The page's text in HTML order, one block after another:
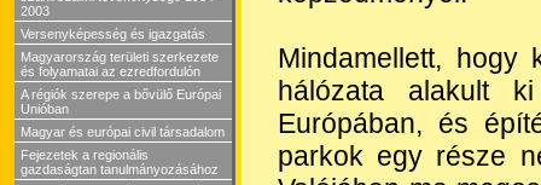
2003
Versenyképesség és igazgatás
Magyarország területi szerkezete
és folyamatai az ezredfordulón
A régiók szerepe a bővülő Európai
Unióban
Magyar és európai civil társadalom
Fejezetek a regionális
gazdaságtan tanulmányozásához
Mindamellett, hogy
hálózata alakult
Európában, és
parkok egy része